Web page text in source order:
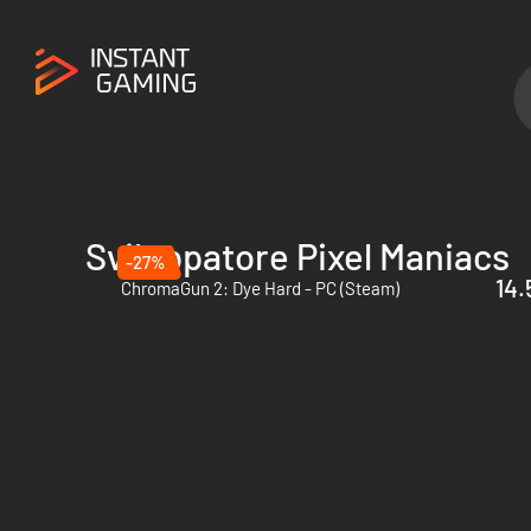
Sviluppatore Pixel Maniacs
-27%
ChromaGun 2: Dye Hard - PC (Steam)